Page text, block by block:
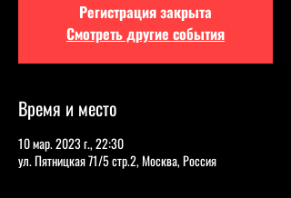
Регистрация закрыта
Смотреть другие события
Время и место
10 мар. 2023 г., 22:30
ул. Пятницкая 71/5 стр.2, Москва, Россия